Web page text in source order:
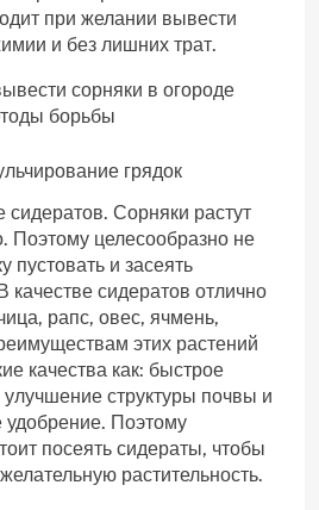
при желании вывести
и без лишних трат.
грядок
Сорняки растут
Поэтому целесообразно не
пустовать и засеять
качестве сидератов отлично
рапс, овес, ячмень,
этих растений
качества как: быстрое
улучшение структуры почвы и
удобрение. Поэтому
посеять сидераты, чтобы
растительность.